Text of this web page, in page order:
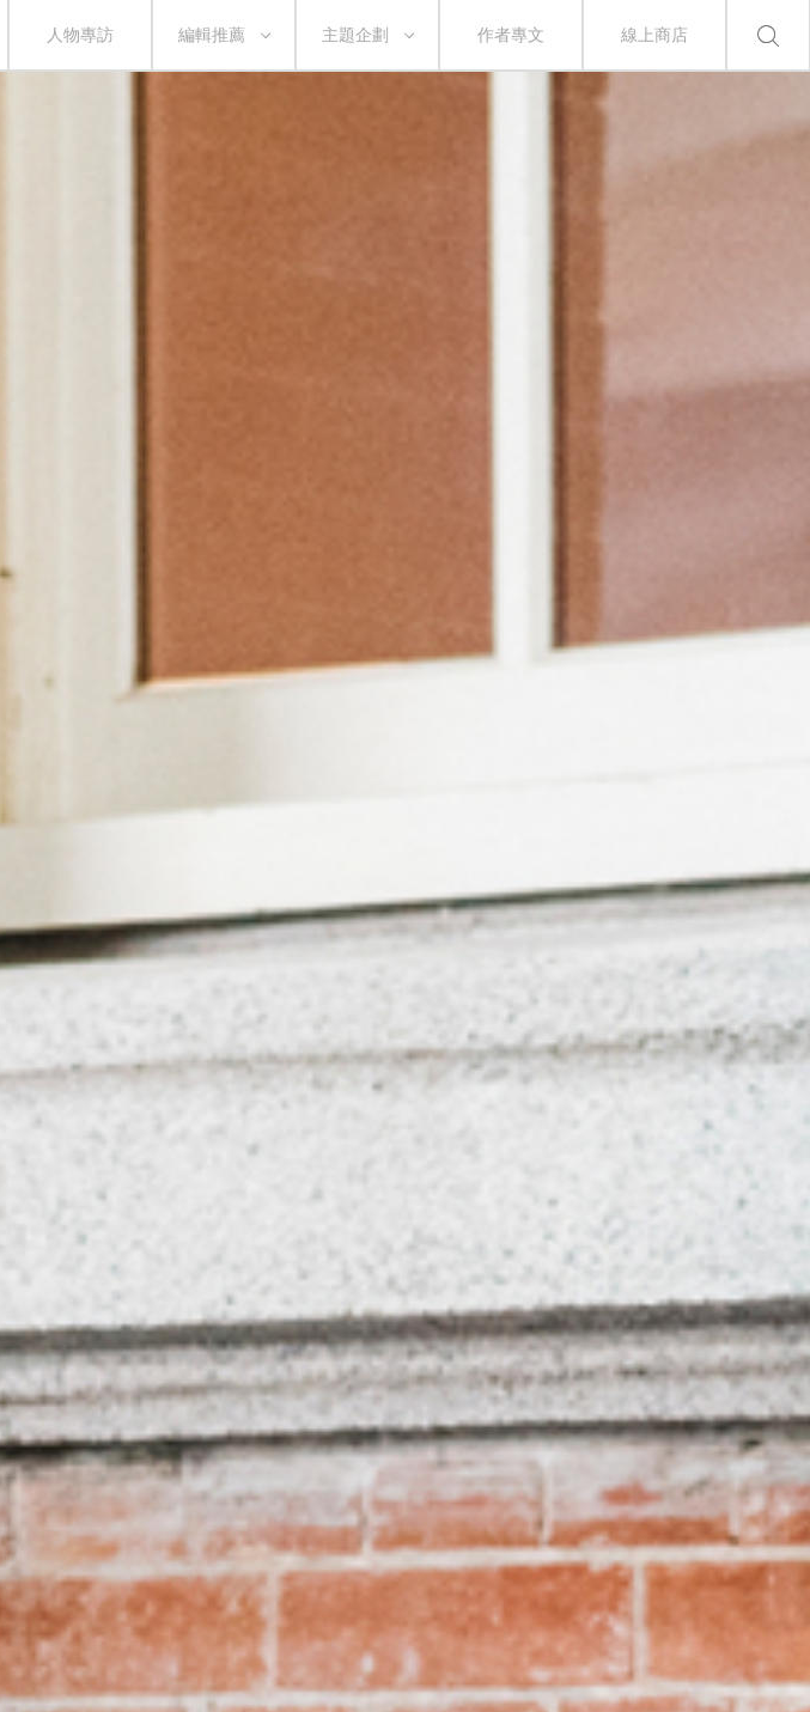
人物專訪 編輯推薦 主題企劃 作者專文 線上商店